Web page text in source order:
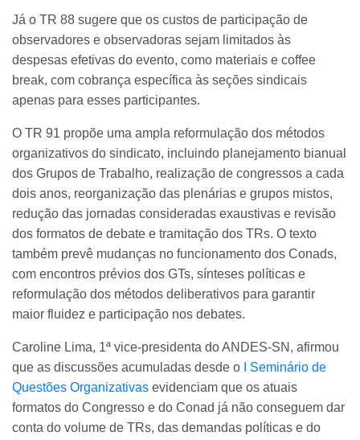
Já o TR 88 sugere que os custos de participação de
observadores e observadoras sejam limitados às
despesas efetivas do evento, como materiais e coffee
break, com cobrança específica às seções sindicais
apenas para esses participantes.
O TR 91 propõe uma ampla reformulação dos métodos
organizativos do sindicato, incluindo planejamento bianual
dos Grupos de Trabalho, realização de congressos a cada
dois anos, reorganização das plenárias e grupos mistos,
redução das jornadas consideradas exaustivas e revisão
dos formatos de debate e tramitação dos TRs. O texto
também prevê mudanças no funcionamento dos Conads,
com encontros prévios dos GTs, sínteses políticas e
reformulação dos métodos deliberativos para garantir
maior fluidez e participação nos debates.
Caroline Lima, 1ª vice-presidenta do ANDES-SN, afirmou
que as discussões acumuladas desde o
I Seminário de
Questões Organizativas evidenciam que os atuais
formatos do Congresso e do Conad já não conseguem dar
conta do volume de TRs, das demandas políticas e do